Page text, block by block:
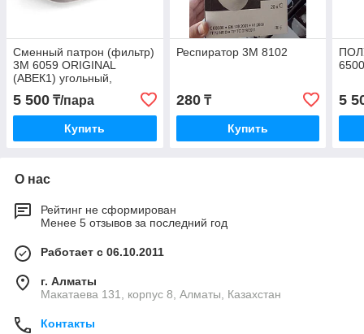
Сменный патрон (фильтр)
3M 6059 ORIGINAL
(АВЕК1) угольный,
5 500 ₸/пара
Купить
Респиратор 3М 8102
280₸
Купить
5
О нас
Рейтинг не сформирован
Менее 5 отзывов за последний год
Работает с 06.10.2011
г. Алматы
Макатаева 131, корпус 8, Алматы, Казахстан
Контакты